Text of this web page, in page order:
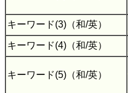
キーワード(3)（和/英）
キーワード(4)（和/英）
キーワード(5)（和/英）